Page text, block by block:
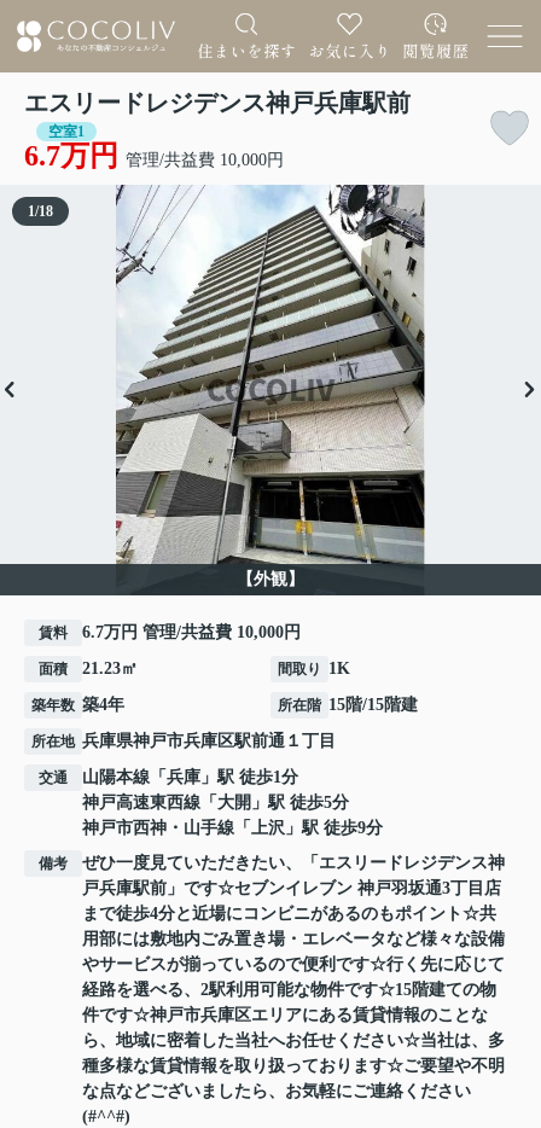
エスリードレジデンス神戸兵庫駅前
空室1
6.7万円 管理/共益費 10,000円
【外観】
1/18
賃料 6.7万円 管理/共益費 10,000円
面積 21.23㎡ 間取り 1K
築年数 築4年 所在階 15階/15階建
所在地 兵庫県神戸市兵庫区駅前通 １丁目
交通 山陽本線 「 兵庫 」駅 徒歩1分
神戸高速東西線 「 大開 」駅 徒歩5分
神戸市西神・山手線 「 上沢 」駅 徒歩9分
備考
ぜひ一度見ていただきたい、「エスリードレジデンス神
戸兵庫駅前」です☆セブンイレブン 神戸羽坂通3丁目店
まで徒歩4分と近場にコンビニがあるのもポイント☆共
用部には敷地内ごみ置き場・エレベータなど様々な設備
やサービスが揃っているので便利です☆行く先に応じて
経路を選べる、2駅利用可能な物件です☆15階建ての物
件です☆神戸市兵庫区エリアにある賃貸情報のことな
ら、地域に密着した当社へお任せください☆当社は、多
種多様な賃貸情報を取り扱っております☆ご要望や不明
な点などございましたら、お気軽にご連絡ください
(#^^#)